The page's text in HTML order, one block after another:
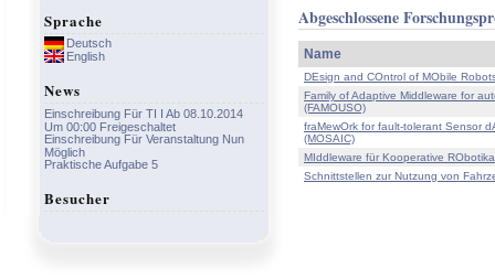
Abgeschlossene
Name
DEsign and COntrol of MObile
Family of Adaptive Middleware for
(FAMOUSO)
fraMewOrk for fault-tolerant Sensor
(MOSAIC)
MIddleware für Kooperative
Schnittstellen zur Nutzung von
Sprache
Deutsch
English
News
Einschreibung Für TI I Ab 08.10.2014
Um 00:00 Freigeschaltet
Einschreibung Für Veranstaltung Nun
Möglich
Praktische Aufgabe 5
Besucher